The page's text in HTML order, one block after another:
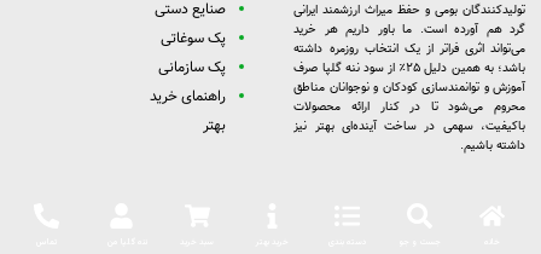
تولیدکنندگان بومی و حفظ میراث ارزشمند ایرانی
گرد هم آورده است. ما باور داریم هر خرید
می‌تواند اثری فراتر از یک انتخاب روزمره داشته
باشد؛ به همین دلیل ۲۵٪ از سود ننه گلپا صرف
آموزش و توانمندسازی کودکان و نوجوانان مناطق
محروم می‌شود تا در کنار ارائه محصولات
باکیفیت، سهمی در ساخت آینده‌ای بهتر نیز
داشته باشیم.
صنایع دستی
پک سوغاتی
پک سازمانی
راهنمای خرید
بهتر